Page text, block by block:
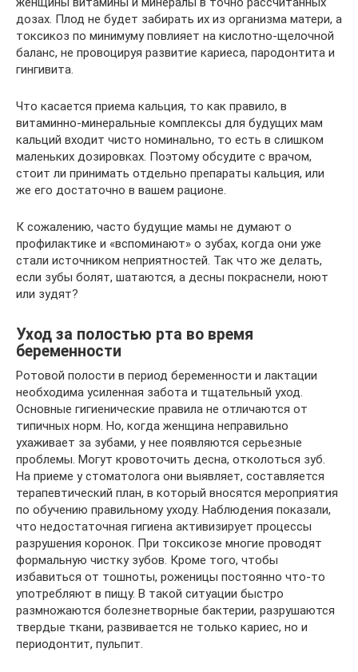
дозах. Плод не будет забирать их из организма матери, а
токсикоз по минимуму повлияет на кислотно-щелочной
баланс, не провоцируя развитие кариеса, пародонтита и
гингивита.
Что касается приема кальция, то как правило, в
витаминно-минеральные комплексы для будущих мам
кальций входит чисто номинально, то есть в слишком
маленьких дозировках. Поэтому обсудите с врачом,
стоит ли принимать отдельно препараты кальция, или
же его достаточно в вашем рационе.
К сожалению, часто будущие мамы не думают о
профилактике и «вспоминают» о зубах, когда они уже
стали источником неприятностей. Так что же делать,
если зубы болят, шатаются, а десны покраснели, ноют
или зудят?
Уход за полостью рта во время
беременности
Ротовой полости в период беременности и лактации
необходима усиленная забота и тщательный уход.
Основные гигиенические правила не отличаются от
типичных норм. Но, когда женщина неправильно
ухаживает за зубами, у нее появляются серьезные
проблемы. Могут кровоточить десна, отколоться зуб.
На приеме у стоматолога они выявляет, составляется
терапевтический план, в который вносятся мероприятия
по обучению правильному уходу. Наблюдения показали,
что недостаточная гигиена активизирует процессы
разрушения коронок. При токсикозе многие проводят
формальную чистку зубов. Кроме того, чтобы
избавиться от тошноты, роженицы постоянно что-то
употребляют в пищу. В такой ситуации быстро
размножаются болезнетворные бактерии, разрушаются
твердые ткани, развивается не только кариес, но и
периодонтит, пульпит.